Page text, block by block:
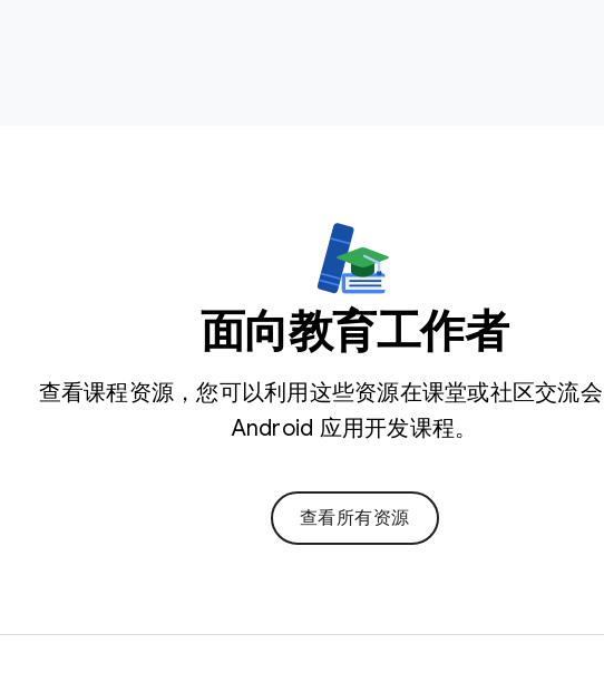
面向教育工作者
查看课程资源，您可以利用这些资源在课堂或社区交流
Android 应用开发课程。
查看所有资源